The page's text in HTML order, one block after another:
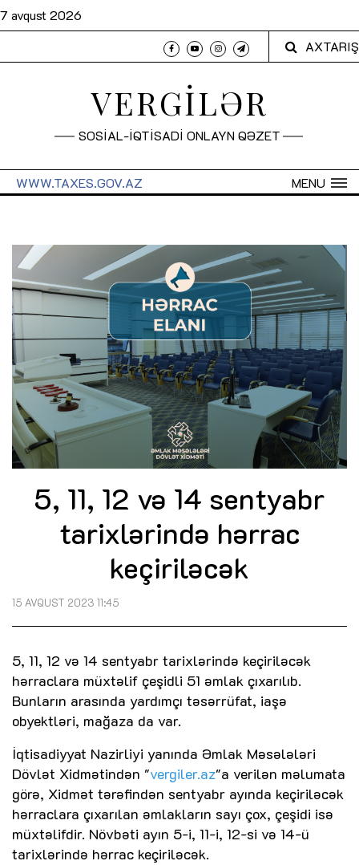
7 avqust 2026
AXTARIŞ
VERGİLƏR
SOSİAL-İQTİSADİ ONLAYN QƏZET
MENU
WWW.TAXES.GOV.AZ
5, 11, 12 və 14 sentyabr
tarixlərində hərrac
keçiriləcək
15 AVQUST 2023 11:45
5, 11, 12 və 14 sentyabr tarixlərində keçiriləcək
hərraclara müxtəlif çeşidli 51 əmlak çıxarılıb.
Bunların arasında yardımçı təsərrüfat, iaşə
obyektləri, mağaza da var.
İqtisadiyyat Nazirliyi yanında Əmlak Məsələləri
Dövlət Xidmətindən "vergiler.az"a verilən məlumata
görə, Xidmət tərəfindən sentyabr ayında keçiriləcək
hərraclara çıxarılan əmlakların sayı çox, çeşidi isə
müxtəlifdir. Növbəti ayın 5-i, 11-i, 12-si və 14-ü
tarixlərində hərrac keçiriləcək.